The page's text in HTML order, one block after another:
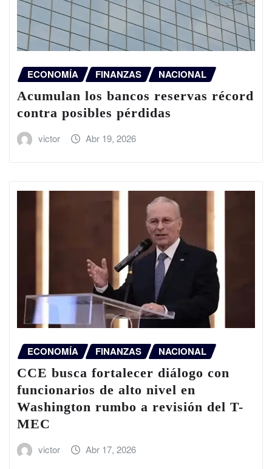
ECONOMÍA FINANZAS NACIONAL
Acumulan los bancos reservas récord
contra posibles pérdidas
victor Abr 19, 2026
ECONOMÍA FINANZAS NACIONAL
CCE busca fortalecer diálogo con
funcionarios de alto nivel en
Washington rumbo a revisión del T-
MEC
victor Abr 17, 2026